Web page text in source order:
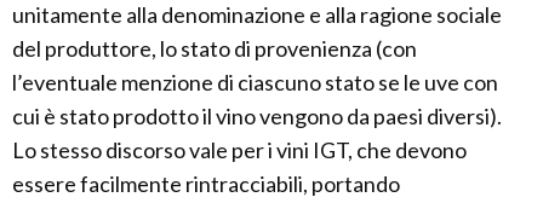
unitamente alla denominazione e alla ragione sociale
del produttore, lo stato di provenienza (con
l’eventuale menzione di ciascuno stato se le uve con
cui è stato prodotto il vino vengono da paesi diversi).
Lo stesso discorso vale per i vini IGT, che devono
essere facilmente rintracciabili, portando